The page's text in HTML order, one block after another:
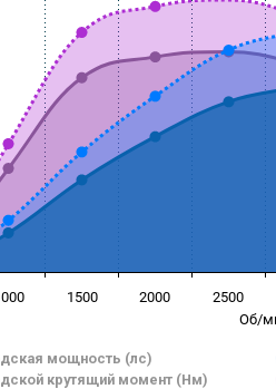
Об/
мощность (лс)
крутящий момент (Нм)
1500 2000 2500